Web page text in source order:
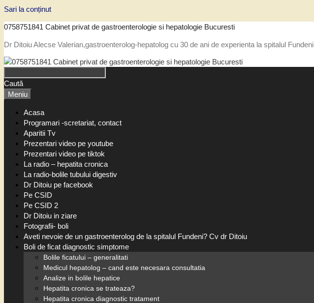
Sari la conținut
0758751841 Cabinet privat de gastroenterologie si hepatologie Bucuresti
Dr Ditoiu Alecse Valerian,gastroenterolog-hepatolog cu 30 de ani de experienta la spitalul Fundeni
Caută
Meniu
Acasa
Programari -scretariat, contact
Aparitii Tv
Prezentari video pe youtube
Prezentari video pe tiktok
La radio – hepatita cronica
La radio-bolile tubului digestiv
Dr Ditoiu pe facebook
Pe CSID
Pe CSID 2
Dr Ditoiu in ziare
Fotografii- boli
Aveti nevoie de un gastroenterolog de la spitalul Fundeni? Cv dr Ditoiu
Boli de ficat diagnostic simptome
Bolile ficatului – generalitati
Medicul hepatolog – cand este necesara consultatia
Analize in bolile hepatice
Hepatita cronica se trateaza?
Hepatita cronica diagnostic tratament